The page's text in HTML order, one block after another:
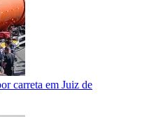
carreta em Juiz de